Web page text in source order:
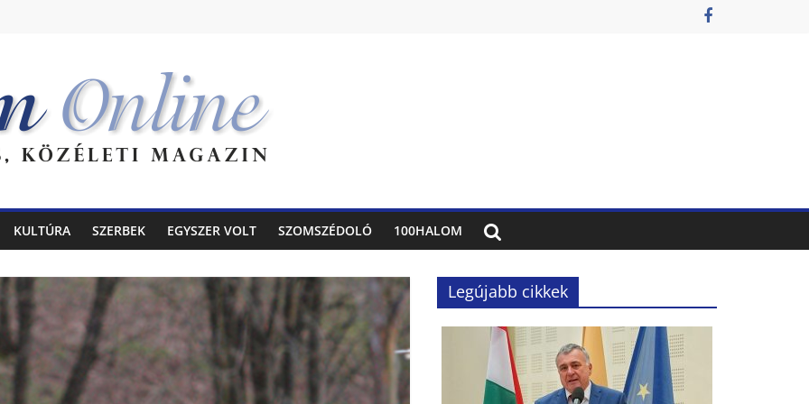
KULTÚRA SZERBEK EGYSZER VOLT SZOMSZÉDOLÓ 100HALOM
Legújabb cikkek